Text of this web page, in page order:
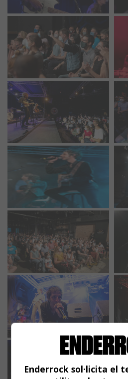
Enderrock sol·licita el